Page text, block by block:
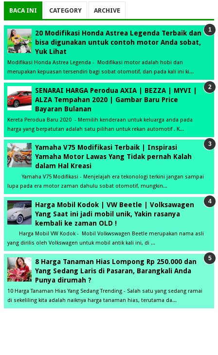
BACA INI CATEGORY ARCHIVE
20 Modifikasi Honda Astrea Legenda Terbaik dan
bisa digunakan untuk contoh motor Anda sobat,
Yuk Lihat
Modifikasi Honda Astrea Legenda - Modifikasi motor adalah hobi dan
merupakan kepuasan tersendiri bagi sobat otomotif, dan pada kali ini ki...
SENARAI HARGA Perodua AXIA | BEZZA | MYVI |
ALZA Tempahan 2020 | Gambar Baru Price
Bayaran Bulanan
Kereta Perodua Baru 2020 - Memilih kenderaan untuk keluarga anda pada
harga yang berpatutan adalah satu pilihan untuk rekan automotif . K...
Yamaha V75 Modifikasi Terbaik | Inspirasi
Yamaha Motor Lawas Yang Tidak pernah Kalah
dalam Hal Kreasi
Yamaha V75 Modifikasi - Menjelajah era tekonologi terkini jangan sampai
lupa pada era motor zaman dahulu sobat otomotif, mungkin...
Harga Mobil Kodok | VW Beetle | Volksawagen
Yang Saat ini jadi mobil unik, Yakin rasanya
kembali ke zaman OLD !
Harga Mobil VW Kodok - Mobil Volkwswagen Beetle merupakan nama asli
yang dirilis oleh Volkswagen untuk mobil antik kali ini, di ...
8 Harga Tanaman Hias Lompong Rp 250.000 dan
Yang Sedang Laris di Pasaran, Barangkali Anda
Punya dirumah ?
10 Harga Tanaman Hias Yang Sedang Trending - Salah satu yang sedang ramai
di sekeliling kita adalah naiknya harga tanaman hias, terutama da...